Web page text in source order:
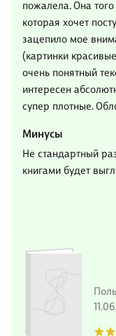
пожалела. Она
которая хочет
зацепило мое
(картинки
очень понятный
интересен
супер плотные.
Минусы
Не стандартный
книгами будет